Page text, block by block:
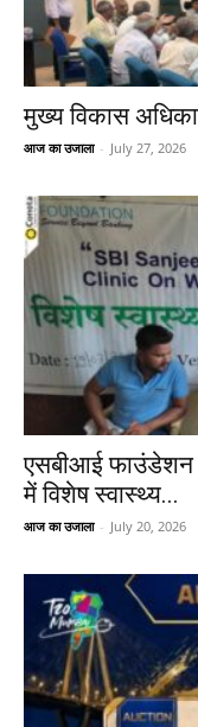
मुख्य विकास
आज का उजाला - July 27, 2026
एसबीआई फाउंडेशन
में विशेष स्वास्थ्य...
आज का उजाला - July 20, 2026